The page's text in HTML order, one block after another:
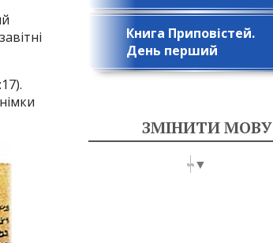
Книга Приповістей.
День перший
ЗМІНИТИ МОВУ
▼